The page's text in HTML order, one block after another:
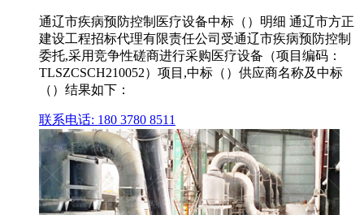
通辽市疾病预防控制医疗设备中标（）明细 通辽市方正
建设工程招标代理有限责任公司受通辽市疾病预防控制
委托,采用竞争性磋商进行采购医疗设备（项目编码：
TLSZCSCH210052）项目,中标（）供应商名称及中标
（）结果如下：
联系电话: 180 3780 8511